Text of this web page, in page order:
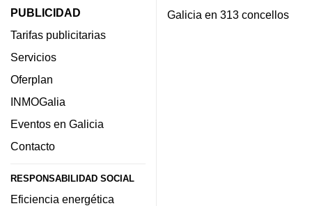
PUBLICIDAD
Tarifas publicitarias
Servicios
Oferplan
INMOGalia
Eventos en Galicia
Contacto
RESPONSABILIDAD SOCIAL
Eficiencia energética
Galicia en 313 concellos